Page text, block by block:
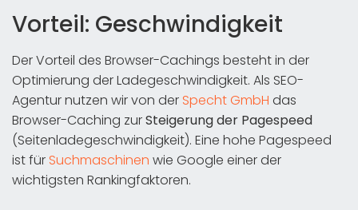
Vorteil: Geschwindigkeit
Der Vorteil des Browser-Cachings besteht in der
Optimierung der Ladegeschwindigkeit. Als SEO-
Agentur nutzen wir von der Specht GmbH das
Browser-Caching zurSteigerung der Pagespeed
(Seitenladegeschwindigkeit). Eine hohe Pagespeed
ist für Suchmaschinen wie Google einer der
wichtigsten Rankingfaktoren.